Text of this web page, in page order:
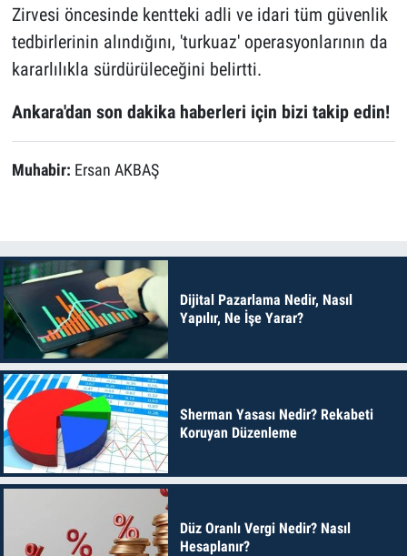
Zirvesi öncesinde kentteki adli ve idari tüm güvenlik
tedbirlerinin alındığını, 'turkuaz' operasyonlarının da
kararlılıkla sürdürüleceğini belirtti.
Ankara'dan son dakika haberleri için bizi takip edin!
Muhabir: Ersan AKBAŞ
Dijital Pazarlama Nedir, Nasıl
Yapılır, Ne İşe Yarar?
Sherman Yasası Nedir? Rekabeti
Koruyan Düzenleme
Düz Oranlı Vergi Nedir? Nasıl
Hesaplanır?